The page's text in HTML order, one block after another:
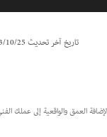
تاريخ آخر تحديث25‏/10‏/2023
لإضافة العمق والواقعية إلى عملك